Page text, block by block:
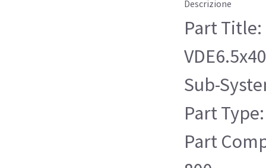
Descrizione
Part Title:
Sub-
Part
Part